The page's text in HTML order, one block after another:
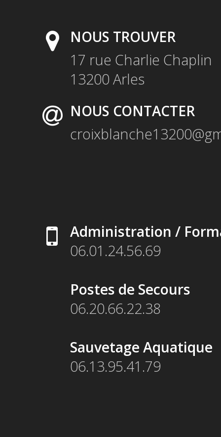
NOUS TROUVER
17 rue Charlie Chaplin
13200 Arles
NOUS CONTACTER
Administration /
06.01.24.56.69
Postes de Secours
06.20.66.22.38
Sauvetage Aquatique
06.13.95.41.79